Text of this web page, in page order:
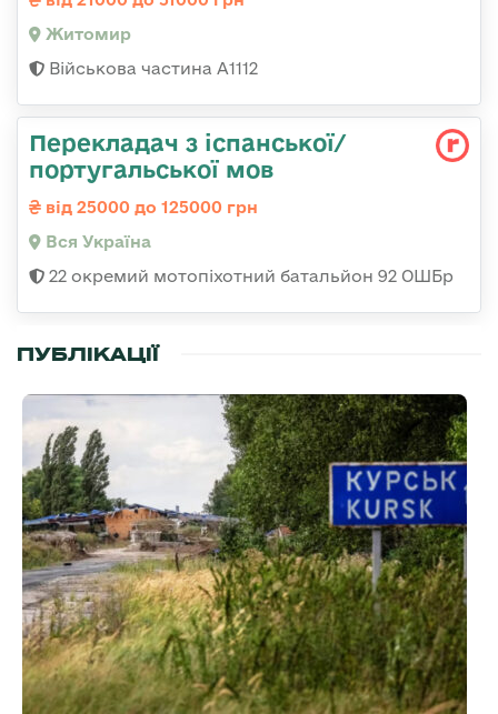
Житомир
Військова частина А1112
Перекладач з іспанської/
португальської мов
від 25000 до 125000 грн
Вся Україна
22 окремий мотопіхотний батальйон 92 ОШБр
ПУБЛІКАЦІЇ